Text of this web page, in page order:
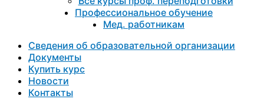
Профессиональное обучение
Мед. работникам
Сведения об образовательной организации
Документы
Купить курс
Новости
Контакты